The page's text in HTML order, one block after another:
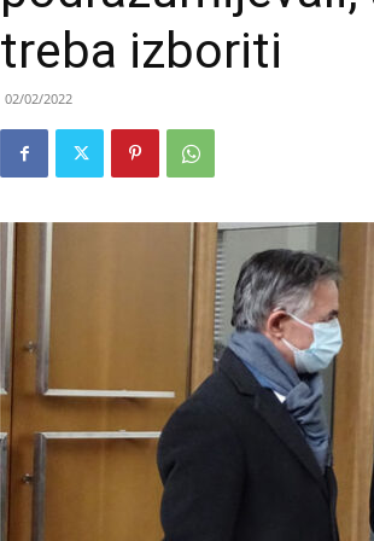
treba izboriti
02/02/2022